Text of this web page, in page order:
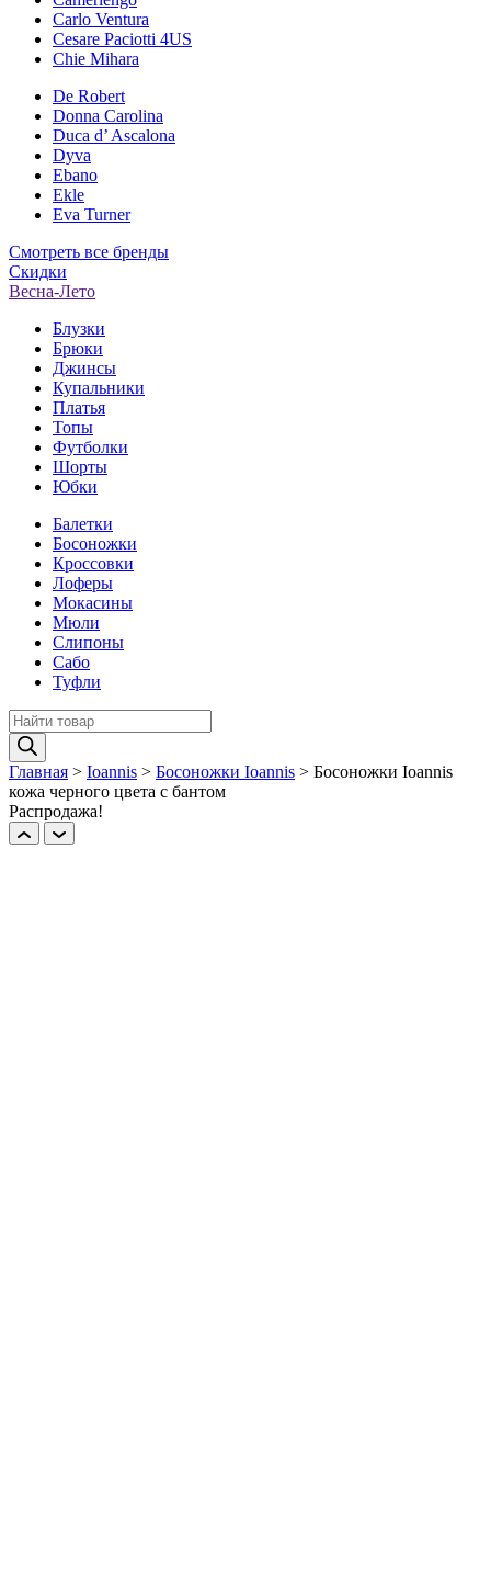
Carlo Ventura
Cesare Paciotti 4US
Chie Mihara
De Robert
Donna Carolina
Duca d’ Ascalona
Dyva
Ebano
Ekle
Eva Turner
Смотреть все бренды
Скидки
Весна-Лето
Блузки
Брюки
Джинсы
Купальники
Платья
Топы
Футболки
Шорты
Юбки
Балетки
Босоножки
Кроссовки
Лоферы
Мокасины
Мюли
Слипоны
Сабо
Туфли
Поиск
товаров
Главная > Ioannis > Босоножки Ioannis > Босоножки Ioannis
кожа черного цвета с бантом
Распродажа!